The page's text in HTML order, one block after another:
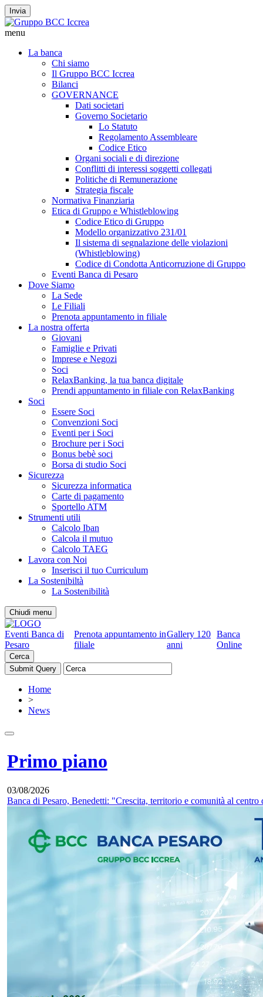
Invia
menu
La banca
Chi siamo
Il Gruppo BCC Iccrea
Bilanci
GOVERNANCE
Dati societari
Governo Societario
Lo Statuto
Regolamento Assembleare
Codice Etico
Organi sociali e di direzione
Conflitti di interessi soggetti collegati
Politiche di Remunerazione
Strategia fiscale
Normativa Finanziaria
Etica di Gruppo e Whistleblowing
Codice Etico di Gruppo
Modello organizzativo 231/01
Il sistema di segnalazione delle violazioni
(Whistleblowing)
Codice di Condotta Anticorruzione di Gruppo
Eventi Banca di Pesaro
Dove Siamo
La Sede
Le Filiali
Prenota appuntamento in filiale
La nostra offerta
Giovani
Famiglie e Privati
Imprese e Negozi
Soci
RelaxBanking, la tua banca digitale
Prendi appuntamento in filiale con RelaxBanking
Soci
Essere Soci
Convenzioni Soci
Eventi per i Soci
Brochure per i Soci
Bonus bebè soci
Borsa di studio Soci
Sicurezza
Sicurezza informatica
Carte di pagamento
Sportello ATM
Strumenti utili
Calcolo Iban
Calcola il mutuo
Calcolo TAEG
Lavora con Noi
Inserisci il tuo Curriculum
La Sostenibiltà
La Sostenibilità
Chiudi menu
Eventi Banca di
Pesaro
Prenota appuntamento in
filiale
Gallery 120
anni
Banca
Online
Cerca
Home
>
News
Primo piano
03/08/2026
Banca di Pesaro, Benedetti: "Crescita, territorio e comunità al